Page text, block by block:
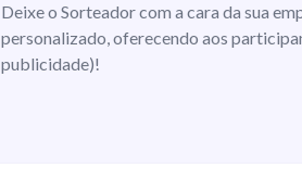
Deixe o Sorteador com a cara da sua
personalizado, oferecendo aos
publicidade)!